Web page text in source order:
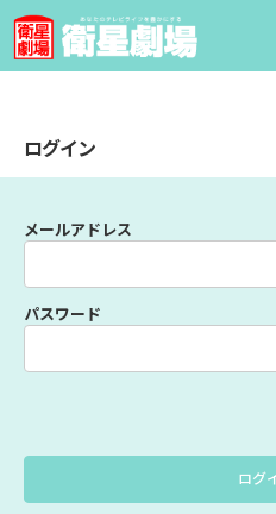
ログイン
メールアドレス
パスワード
ログ